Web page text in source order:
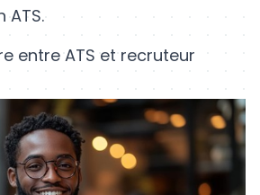
ATS.
entre ATS et recruteur